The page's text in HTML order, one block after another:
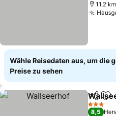
11.2
Wähle Reisedaten aus, um die
Preise zu sehen
TeilenZu
3 Sterne
8,5